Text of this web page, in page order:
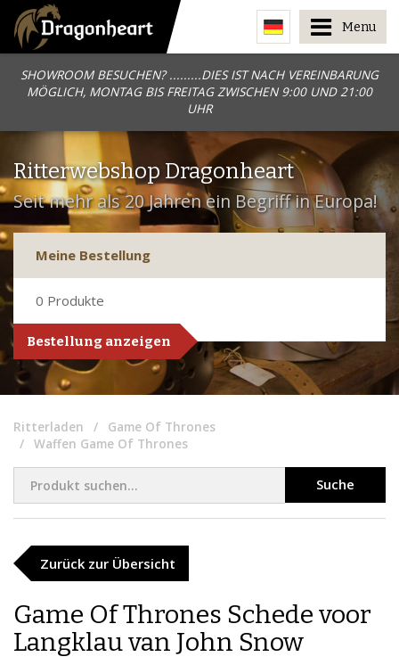
SHOWROOM BESUCHEN? .........DIES IST NACH VEREINBARUNG
MÖGLICH, MONTAG BIS FREITAG ZWISCHEN 9:00 UND 21:00
UHR
Menu
Ritterwebshop Dragonheart
Seit mehr als 20 Jahren ein Begriff in Europa!
Meine Bestellung
0 Produkte
Bestellung anzeigen
Ritterladen
Game Of Thrones
Waffen Game Of Thrones
Suche
Zurück zur Übersicht
Game Of Thrones Schede voor
Langklau van John Snow